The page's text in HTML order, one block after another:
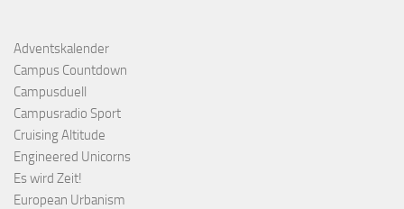
Adventskalender
Campus Countdown
Campusduell
Campusradio Sport
Cruising Altitude
Engineered Unicorns
Es wird Zeit!
European Urbanism